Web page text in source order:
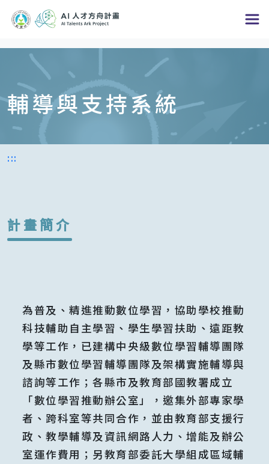
跳
內
容
區
塊
輔導與支持系統
:::
計畫簡介
為普及、精進推動數位學習，協助學校推動
科技輔助自主學習、學生學習扶助、遠距教
學等工作，已建構中央級數位學習輔導團隊
及縣市數位學習輔導團隊及架構實施輔導與
諮詢等工作；各縣市及教育部國教署成立
「數位學習推動辦公室」，邀集外部專家學
者、跨科室等共同合作，並由教育部支援行
政、教學輔導及資訊網路人力、增能及辦公
室運作費用；另教育部委託大學組成區域輔